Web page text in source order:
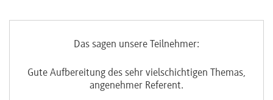
Das sagen unsere Teilnehmer:
Gute Aufbereitung des sehr vielschichtigen Themas,
angenehmer Referent.